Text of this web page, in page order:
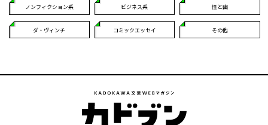
ノンフィクション系 ビジネス系 怪と幽
ダ・ヴィンチ コミックエッセイ その他